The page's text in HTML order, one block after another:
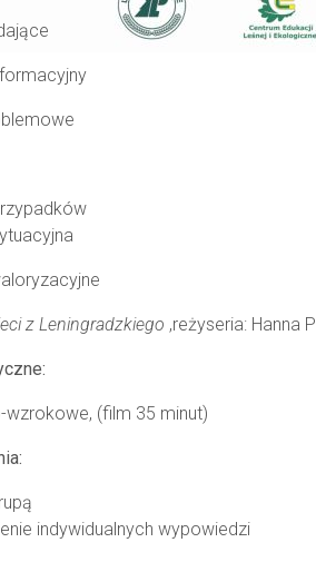
z Leningradzkiego ,reżyseria: Hanna
wzrokowe, (film 35 minut)
indywidualnych wypowiedzi